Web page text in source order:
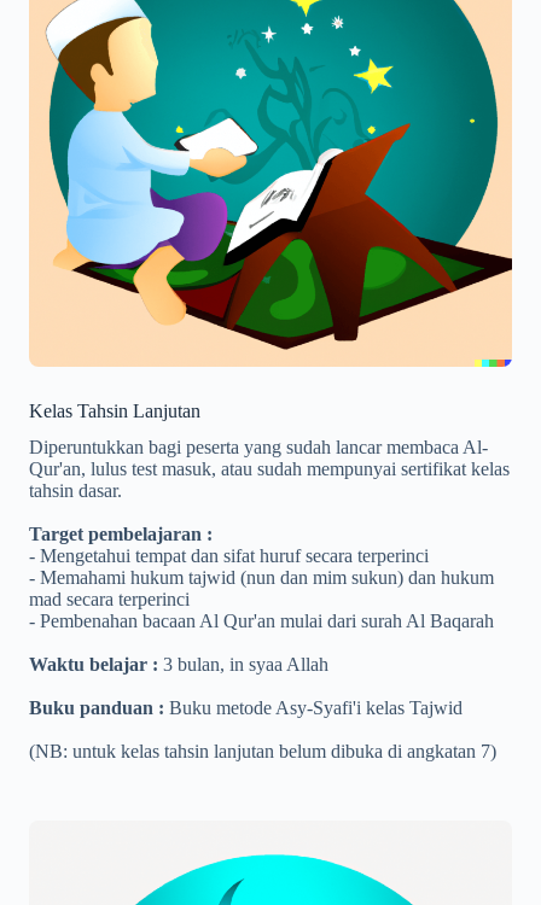
Kelas Tahsin Lanjutan
Diperuntukkan bagi peserta yang sudah lancar membaca Al-
Qur'an, lulus test masuk, atau sudah mempunyai sertifikat kelas
tahsin dasar.
Target pembelajaran :
- Mengetahui tempat dan sifat huruf secara terperinci
- Memahami hukum tajwid (nun dan mim sukun) dan hukum
mad secara terperinci
- Pembenahan bacaan Al Qur'an mulai dari surah Al Baqarah
Waktu belajar : 3 bulan, in syaa Allah
Buku panduan : Buku metode Asy-Syafi'i kelas Tajwid
(NB: untuk kelas tahsin lanjutan belum dibuka di angkatan 7)